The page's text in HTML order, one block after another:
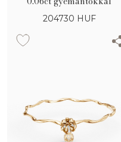
204730 HUF